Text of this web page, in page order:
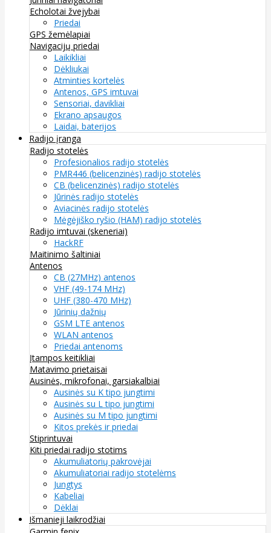
Echolotai žvejybai
Priedai
GPS žemėlapiai
Navigacijų priedai
Laikikliai
Dėkliukai
Atminties kortelės
Antenos, GPS imtuvai
Sensoriai, davikliai
Ekrano apsaugos
Laidai, baterijos
Radijo įranga
Radijo stotelės
Profesionalios radijo stotelės
PMR446 (belicenzinės) radijo stotelės
CB (belicenzinės) radijo stotelės
Jūrinės radijo stotelės
Aviacinės radijo stotelės
Mėgėjiško ryšio (HAM) radijo stotelės
Radijo imtuvai (skeneriai)
HackRF
Maitinimo šaltiniai
Antenos
CB (27MHz) antenos
VHF (49-174 MHz)
UHF (380-470 MHz)
Jūrinių dažnių
GSM LTE antenos
WLAN antenos
Priedai antenoms
Įtampos keitikliai
Matavimo prietaisai
Ausinės, mikrofonai, garsiakalbiai
Ausinės su K tipo jungtimi
Ausinės su L tipo jungtimi
Ausinės su M tipo jungtimi
Kitos prekės ir priedai
Stiprintuvai
Kiti priedai radijo stotims
Akumuliatorių pakrovėjai
Akumuliatoriai radijo stotelėms
Jungtys
Kabeliai
Dėklai
Išmanieji laikrodžiai